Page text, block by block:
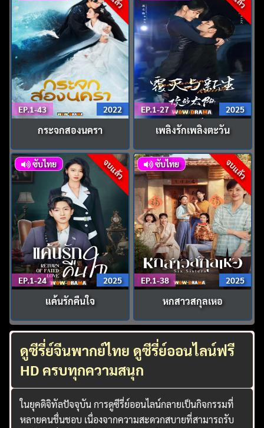
EP.1-43 2022
กระจกสองนครา
EP.1-27 2025
เพลิงรักเพลิงตะวัน
จบแล้ว
ซับไทย
EP.1-24 2025
แค้นรักคืนใจ
จบแล้ว
ซับไทย
EP.1-38 2025
หกสาวสกุลเหอ
ดูซีรี่ย์จีนพากย์ไทย ดูซีรี่ย์ออนไลน์ฟรี
HD ครบทุกความสนุก
ในยุคดิจิทัลปัจจุบัน การดูซีรี่ย์ออนไลน์กลายเป็นกิจกรรมที่
หลายคนชื่นชอบ เนื่องจากความสะดวกสบายที่สามารถรับ